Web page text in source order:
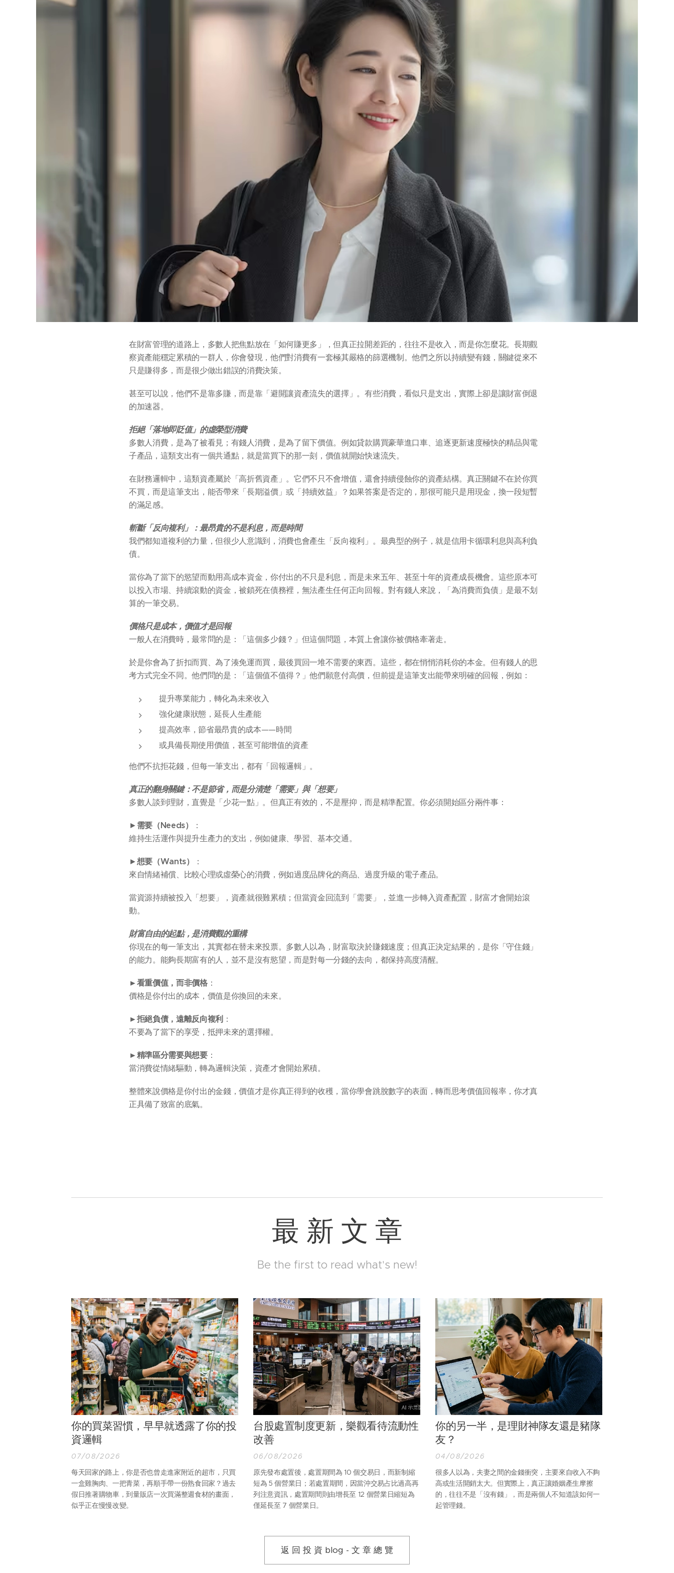
在財富管理的道路上，多數人把焦點放在「如何賺更多」，但真正拉開差距的，往往不是收入，而是你怎麼花。長期觀
察資產能穩定累積的一群人，你會發現，他們對消費有一套極其嚴格的篩選機制。他們之所以持續變有錢，關鍵從來不
只是賺得多，而是很少做出錯誤的消費決策。
甚至可以說，他們不是靠多賺，而是靠「避開讓資產流失的選擇」。有些消費，看似只是支出，實際上卻是讓財富倒退
的加速器。
拒絕「落地即貶值」的虛榮型消費
多數人消費，是為了被看見；有錢人消費，是為了留下價值。例如貸款購買豪華進口車、追逐更新速度極快的精品與電
子產品，這類支出有一個共通點，就是當買下的那一刻，價值就開始快速流失。
在財務邏輯中，這類資產屬於「高折舊資產」。它們不只不會增值，還會持續侵蝕你的資產結構。真正關鍵不在於你買
不買，而是這筆支出，能否帶來「長期溢價」或「持續效益」？如果答案是否定的，那很可能只是用現金，換一段短暫
的滿足感。
斬斷「反向複利」：最昂貴的不是利息，而是時間
我們都知道複利的力量，但很少人意識到，消費也會產生「反向複利」。最典型的例子，就是信用卡循環利息與高利負
債。
當你為了當下的慾望而動用高成本資金，你付出的不只是利息，而是未來五年、甚至十年的資產成長機會。這些原本可
以投入市場、持續滾動的資金，被鎖死在債務裡，無法產生任何正向回報。對有錢人來說，「為消費而負債」是最不划
算的一筆交易。
價格只是成本，價值才是回報
一般人在消費時，最常問的是：「這個多少錢？」但這個問題，本質上會讓你被價格牽著走。
於是你會為了折扣而買、為了湊免運而買，最後買回一堆不需要的東西。這些，都在悄悄消耗你的本金。但有錢人的思
考方式完全不同。他們問的是：「這個值不值得？」他們願意付高價，但前提是這筆支出能帶來明確的回報，例如：
提升專業能力，轉化為未來收入
強化健康狀態，延長人生產能
提高效率，節省最昂貴的成本——時間
或具備長期使用價值，甚至可能增值的資產
他們不抗拒花錢，但每一筆支出，都有「回報邏輯」。
真正的翻身關鍵：不是節省，而是分清楚「需要」與「想要」
多數人談到理財，直覺是「少花一點」。但真正有效的，不是壓抑，而是精準配置。你必須開始區分兩件事：
► 需要（Needs）
：
維持生活運作與提升生產力的支出，例如健康、學習、基本交通。
►想要（Wants）
：
來自情緒補償、比較心理或虛榮心的消費，例如過度品牌化的商品、過度升級的電子產品。
當資源持續被投入「想要」，資產就很難累積；但當資金回流到「需要」，並進一步轉入資產配置，財富才會開始滾
動。
財富自由的起點，是消費觀的重構
你現在的每一筆支出，其實都在替未來投票。多數人以為，財富取決於賺錢速度；但真正決定結果的，是你「守住錢」
的能力。能夠長期富有的人，並不是沒有慾望，而是對每一分錢的去向，都保持高度清醒。
►看重價值，而非價格：
價格是你付出的成本，價值是你換回的未來。
►拒絕負債，遠離反向複利 ：
不要為了當下的享受，抵押未來的選擇權。
►精準區分需要與想要：
當消費從情緒驅動，轉為邏輯決策，資產才會開始累積。
整體來說價格是你付出的金錢，價值才是你真正得到的收穫，當你學會跳脫數字的表面，轉而思考價值回報率，你才真
正具備了致富的底氣。
最 新 文 章
Be the first to read what's new!
你的買菜習慣，早早就透露了你的投
資邏輯
07/08/2026
每天回家的路上，你是否也曾走進家附近的超市，只買
一盒雞胸肉、一把青菜，再順手帶一份熟食回家？過去
假日推著購物車，到量販店一次買滿整週食材的畫面，
似乎正在慢慢改變。
台股處置制度更新，樂觀看待流動性
改善
06/08/2026
原先發布處置後，處置期間為 10 個交易日，而新制縮
短為 5 個營業日；若處置期間，因當沖交易占比過高再
列注意資訊，處置期間則由增長至 12 個營業日縮短為
僅延長至 7 個營業日。
你的另一半，是理財神隊友還是豬隊
友？
04/08/2026
很多人以為，夫妻之間的金錢衝突，主要來自收入不夠
高或生活開銷太大。但實際上，真正讓婚姻產生摩擦
的，往往不是「沒有錢」，而是兩個人不知道該如何一
起管理錢。
返 回 投 資 blog - 文 章 總 覽